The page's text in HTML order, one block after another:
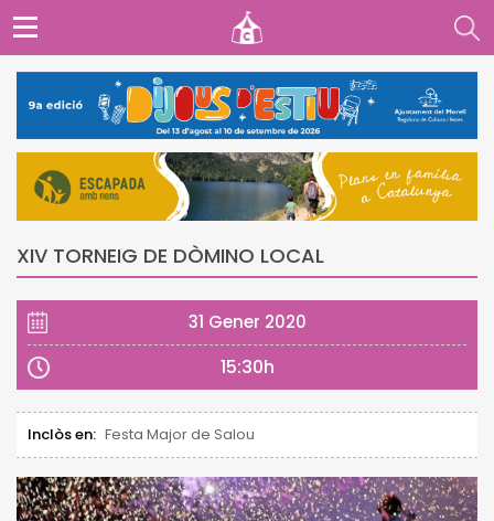
XIV TORNEIG DE DÒMINO LOCAL
31 Gener 2020
15:30h
Inclòs en: Festa Major de Salou